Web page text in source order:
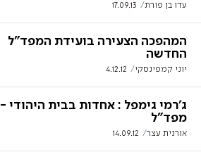
עדו בן פורת 17.09.13
המהפכה הצעירה בועידת המפד"ל
החדשה
יוני קמפינסקי 4.12.12
ג'רמי גימפל : אחדות בבית היהודי -
מפד"ל
אורנית עצר 14.09.12